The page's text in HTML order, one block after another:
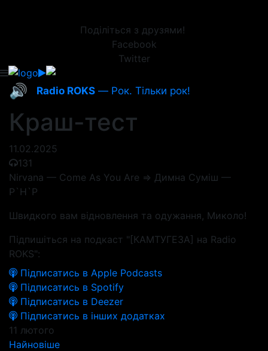
Поділіться з друзями!
Facebook
Twitter
🔊 Radio ROKS — Рок. Тільки рок!
Краш-тест
11.02.2025
131
Nirvana — Come As You Are => Димна Суміш —
Р`Н`Р
Швидкого вам відновлення та одужання, Миколо!
Підпишіться на подкаст "[КАМТУГЕЗА] на Radio
ROKS":
Підписатись в Apple Podcasts
Підписатись в Spotify
Підписатись в Deezer
Підписатись в інших додатках
11 лютого
Найновіше